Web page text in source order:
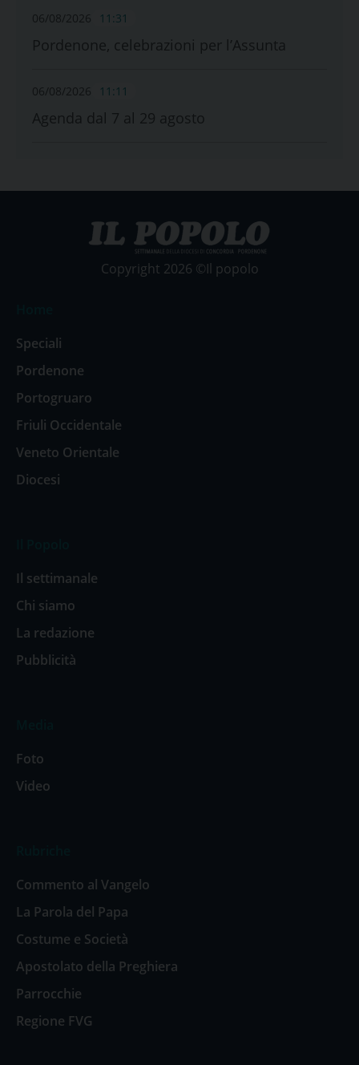
06/08/2026 11:31
Pordenone, celebrazioni per l’Assunta
06/08/2026 11:11
Agenda dal 7 al 29 agosto
Copyright 2026 ©Il popolo
Speciali
Pordenone
Portogruaro
Friuli Occidentale
Veneto Orientale
Diocesi
Il settimanale
Chi siamo
La redazione
Pubblicità
Foto
Video
Commento al Vangelo
La Parola del Papa
Costume e Società
Apostolato della Preghiera
Parrocchie
Regione FVG